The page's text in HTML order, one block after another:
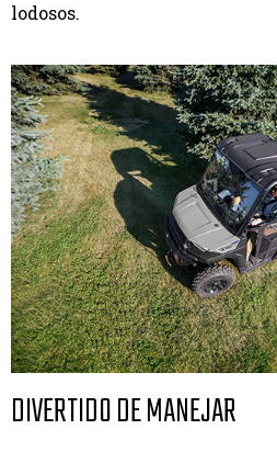
lodosos.
DIVERTIDO DE MANEJAR